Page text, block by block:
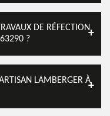
DE RÉFECTION
63290 ?
LAMBERGER À